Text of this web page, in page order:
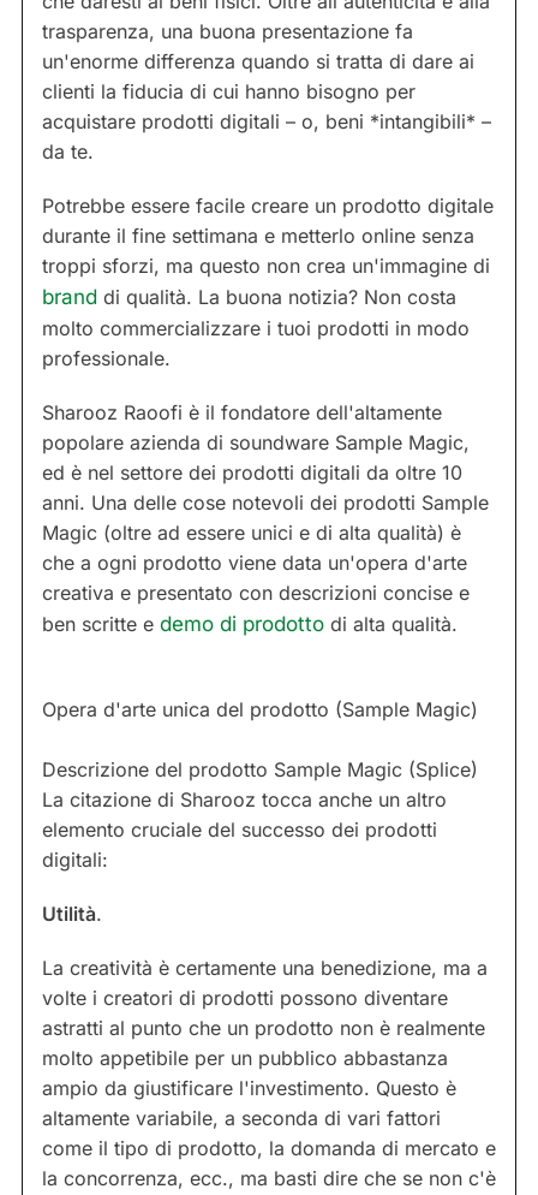
trasparenza, una buona presentazione fa
un'enorme differenza quando si tratta di dare ai
clienti la fiducia di cui hanno bisogno per
acquistare prodotti digitali – o, beni *intangibili* –
da te.
Potrebbe essere facile creare un prodotto digitale
durante il fine settimana e metterlo online senza
troppi sforzi, ma questo non crea un'immagine di
brand di qualità. La buona notizia? Non costa
molto commercializzare i tuoi prodotti in modo
professionale.
Sharooz Raoofi è il fondatore dell'altamente
popolare azienda di soundware Sample Magic,
ed è nel settore dei prodotti digitali da oltre 10
anni. Una delle cose notevoli dei prodotti Sample
Magic (oltre ad essere unici e di alta qualità) è
che a ogni prodotto viene data un'opera d'arte
creativa e presentato con descrizioni concise e
ben scritte e demo di prodotto di alta qualità.
Opera d'arte unica del prodotto (Sample Magic)
Descrizione del prodotto Sample Magic (Splice)
La citazione di Sharooz tocca anche un altro
elemento cruciale del successo dei prodotti
digitali:
Utilità.
La creatività è certamente una benedizione, ma a
volte i creatori di prodotti possono diventare
astratti al punto che un prodotto non è realmente
molto appetibile per un pubblico abbastanza
ampio da giustificare l'investimento. Questo è
altamente variabile, a seconda di vari fattori
come il tipo di prodotto, la domanda di mercato e
la concorrenza, ecc., ma basti dire che se non c'è